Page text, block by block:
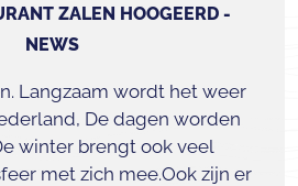
ZALEN HOOGEERD -
NEWS
Langzaam wordt het weer
De dagen worden
winter brengt ook veel
met zich mee.Ook zijn er